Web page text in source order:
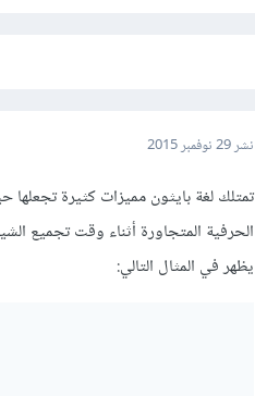
نشر29 نوفمبر 2015
تمتلك لغة بايثون مميزات كثيرة
الحرفية المتجاورة أثناء وقت تجميع
يظهر في المثال التالي: